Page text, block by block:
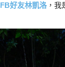
FB好友林凱洛，我